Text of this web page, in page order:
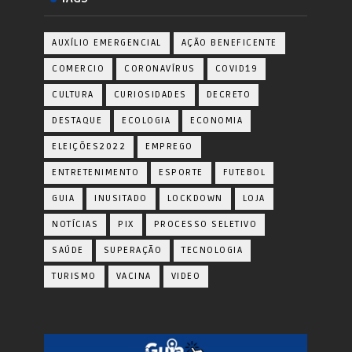
AUXÍLIO EMERGENCIAL AÇÃO BENEFICENTE
COMERCIO CORONAVÍRUS COVID19
CULTURA CURIOSIDADES DECRETO
DESTAQUE ECOLOGIA ECONOMIA
ELEIÇÕES2022 EMPREGO
ENTRETENIMENTO ESPORTE FUTEBOL
GUIA INUSITADO LOCKDOWN LOJA
NOTÍCIAS PIX PROCESSO SELETIVO
SAÚDE SUPERAÇÃO TECNOLOGIA
TURISMO VACINA VIDEO